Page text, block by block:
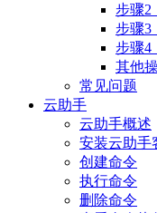
步骤2
步骤3
步骤4
其他
常见问题
云助手
云助手概述
安装云助手
创建命令
执行命令
删除命令